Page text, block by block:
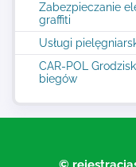
Zabezpieczanie
graffiti
Usługi
CAR-POL
biegów